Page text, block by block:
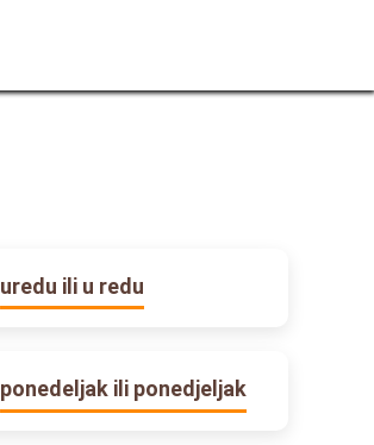
uredu ili u redu
ponedeljak ili ponedjeljak